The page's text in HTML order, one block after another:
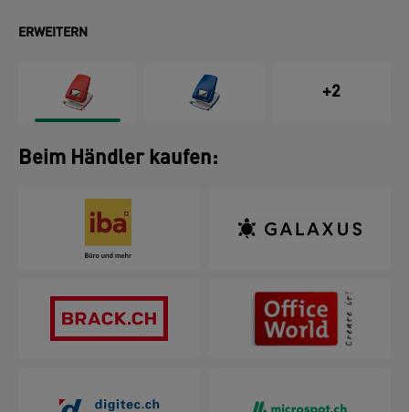
ERWEITERN
+2
Beim Händler kaufen: